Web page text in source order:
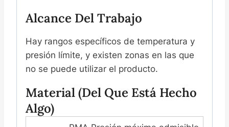
Alcance Del Trabajo
Hay rangos específicos de temperatura y
presión límite, y existen zonas en las que
no se puede utilizar el producto.
Material (del Que Está Hecho
Algo)